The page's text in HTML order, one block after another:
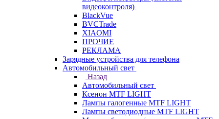
видеоконтроля)
BlackVue
BVCTrade
XIAOMI
ПРОЧИЕ
РЕКЛАМА
Зарядные устройства для телефона
Автомобильный свет
Назад
Автомобильный свет
Ксенон MTF LIGHT
Лампы галогенные MTF LIGHT
Лампы светодиодные MTF LIGHT